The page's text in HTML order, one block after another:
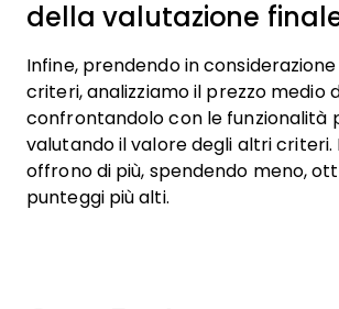
della valutazione
Infine, prendendo in
criteri, analizziamo il prezzo medio
confrontandolo con le funzionalità
valutando il valore degli altri criteri.
offrono di più, spendendo meno,
punteggi più alti.